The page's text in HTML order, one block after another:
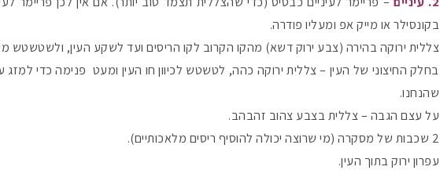
בקונסילר או מייק אפ ומעליו פודרה.
צללית ירוקה בהירה (צבע ירוק דשא) מהקו הקרוב לקו הריסים ועד לשקע העין, ולשטשטש
בחלק החיצוני של העין – צללית ירוקה כהה, לטשטש לכיוון חו העין ומעט פנימה כדי למזג
שהנחנו.
על עצם הגבה – צללית בצבע צהוב זהבהב.
2 שכבות של מסקרה (מי שרוצה יכולה להוסיף ריסים מלאכותיים).
עפרון ירוק בתוך העין.